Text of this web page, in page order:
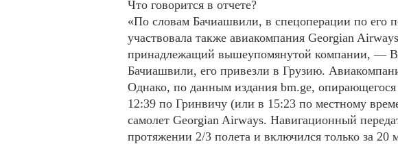
Что говорится в отчете?
«По словам Бачиашвили, в спецоперации по его
участвовала также авиакомпания Georgian
принадлежащий вышеупомянутой компании, —
Бачиашвили, его привезли в Грузию.
Однако, по данным издания bm.ge,
12:39 по Гринвичу (или в 15:23 по местному
самолет Georgian Airways. Навигационный
протяжении 2/3 полета и включился только за